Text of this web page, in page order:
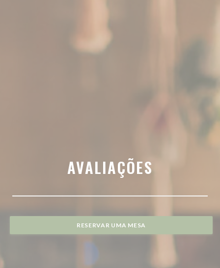
AVALIAÇÕES
RESERVAR UMA MESA